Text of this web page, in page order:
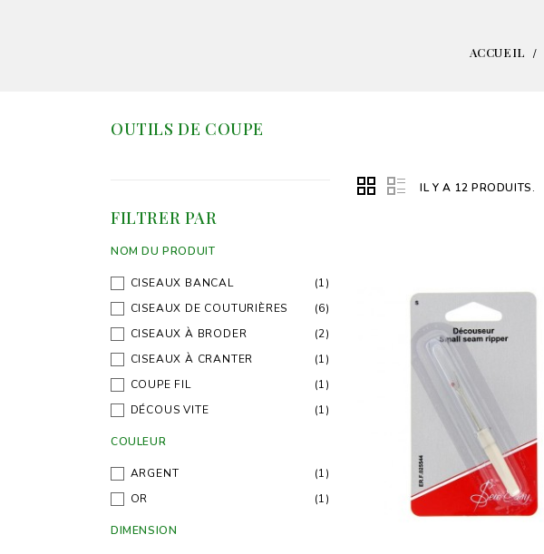
ACCUEIL
OUTILS DE COUPE
FILTRER PAR
NOM DU PRODUIT
CISEAUX BANCAL
(1)
CISEAUX DE COUTURIÈRES
(6)
CISEAUX À BRODER
(2)
CISEAUX À CRANTER
(1)
COUPE FIL
(1)
DÉCOUS VITE
(1)
COULEUR
ARGENT
(1)
OR
(1)
DIMENSION
IL Y A 12 PRODUITS.